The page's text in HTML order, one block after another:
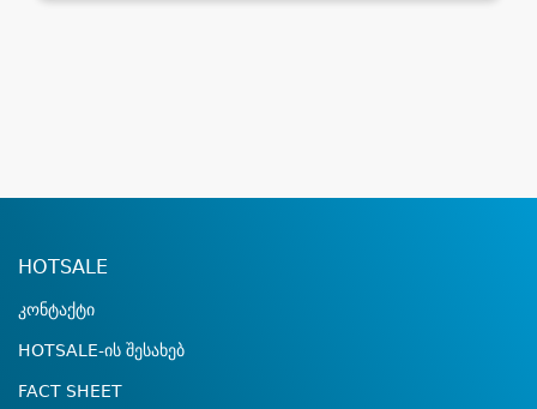
HOTSALE
კონტაქტი
HOTSALE-ის შესახებ
FACT SHEET